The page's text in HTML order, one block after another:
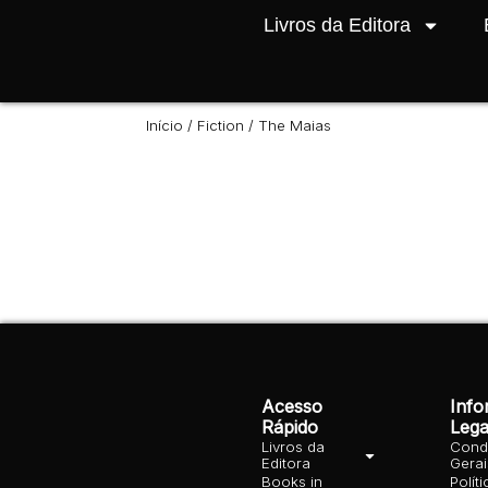
Livros da Editora
Início / Fiction / The Maias
Acesso
Rápido
Livros da
Editora
Books in